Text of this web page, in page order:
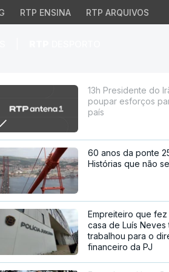
RTP ENSINA RTP ARQUIVOS
para
13h Presidente do
poupar esforços
país
60 anos da ponte
Histórias que não
Empreiteiro que fez
casa de Luís Neves
trabalhou para o
financeiro da PJ